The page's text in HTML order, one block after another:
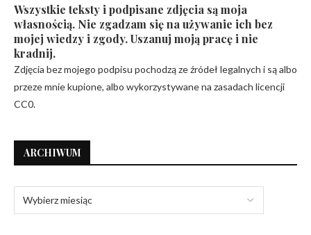
Wszystkie teksty i podpisane zdjęcia są moja
własnością. Nie zgadzam się na używanie ich bez
mojej wiedzy i zgody. Uszanuj moją pracę i nie
kradnij.
Zdjęcia bez mojego podpisu pochodzą ze źródeł legalnych i są albo
przeze mnie kupione, albo wykorzystywane na zasadach licencji
CC0.
ARCHIWUM